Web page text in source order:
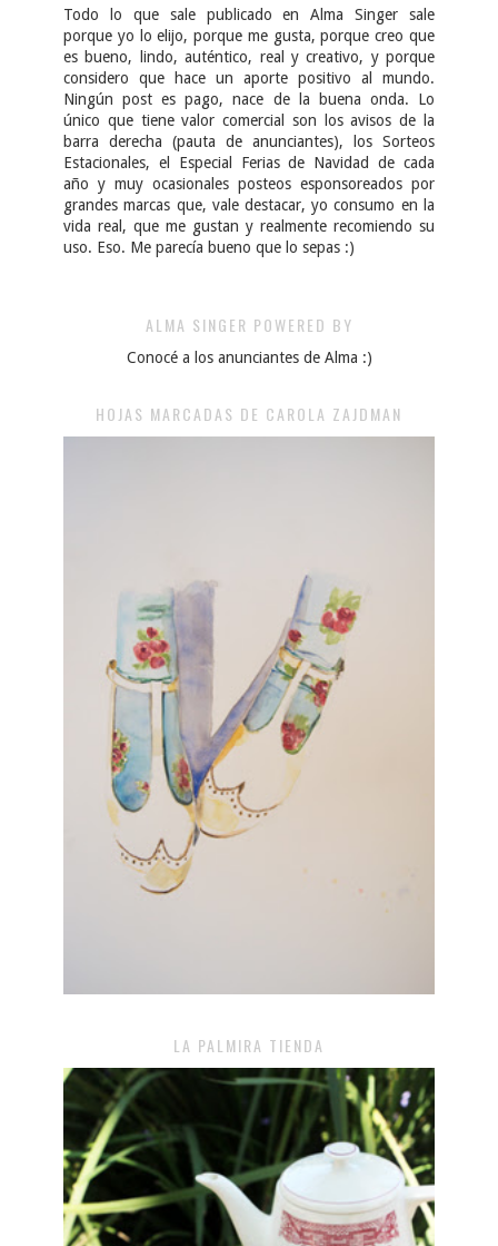
Todo lo que sale publicado en Alma Singer sale
porque yo lo elijo, porque me gusta, porque creo que
es bueno, lindo, auténtico, real y creativo, y porque
considero que hace un aporte positivo al mundo.
Ningún post es pago, nace de la buena onda. Lo
único que tiene valor comercial son los avisos de la
barra derecha (pauta de anunciantes), los Sorteos
Estacionales, el Especial Ferias de Navidad de cada
año y muy ocasionales posteos esponsoreados por
grandes marcas que, vale destacar, yo consumo en la
vida real, que me gustan y realmente recomiendo su
uso. Eso. Me parecía bueno que lo sepas :)
ALMA SINGER POWERED BY
Conocé a los anunciantes de Alma :)
HOJAS MARCADAS DE CAROLA ZAJDMAN
LA PALMIRA TIENDA